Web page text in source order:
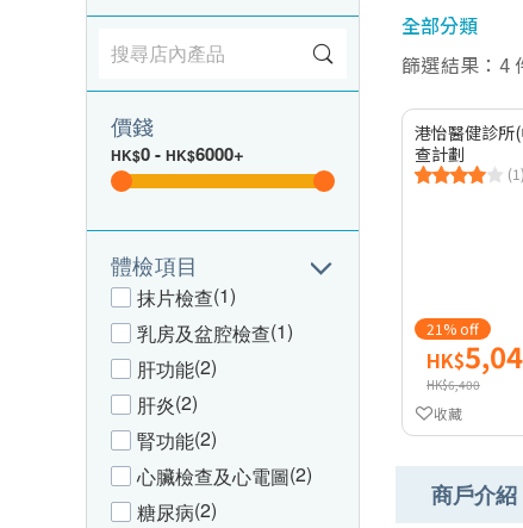
價錢
HK$0- HK$6000+
體檢項目
抹片檢查(1)
乳房及盆腔檢查(1)
肝功能(2)
肝炎(2)
腎功能(2)
心臟檢查及心電圖(2)
糖尿病(2)
全部分類
篩選結果：4
港怡醫健診所
查計劃
(1)
21% off
HK$
HK$6,400
收藏
商戶介紹